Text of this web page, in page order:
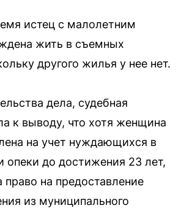
истец с малолетним
жить в съемных
другого жилья у нее нет.
дела, судебная
к выводу, что хотя женщина
на учет нуждающихся в
опеки до достижения 23 лет,
право на предоставление
из муниципального